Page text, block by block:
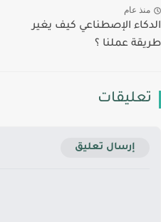
منذ عام
الدكاء الإصطناعي كيف يغير
طريقة عملنا ؟
تعليقات
إرسال تعليق